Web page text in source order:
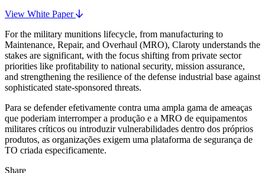
View White Paper
For the military munitions lifecycle, from manufacturing to
Maintenance, Repair, and Overhaul (MRO), Claroty understands the
stakes are significant, with the focus shifting from private sector
priorities like profitability to national security, mission assurance,
and strengthening the resilience of the defense industrial base against
sophisticated state-sponsored threats.
Para se defender efetivamente contra uma ampla gama de ameaças
que poderiam interromper a produção e a MRO de equipamentos
militares críticos ou introduzir vulnerabilidades dentro dos próprios
produtos, as organizações exigem uma plataforma de segurança de
TO criada especificamente.
Share